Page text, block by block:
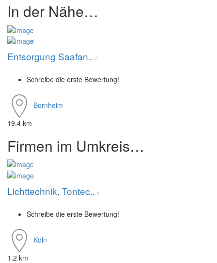
In der Nähe…
Entsorgung Saafan..
Schreibe die erste Bewertung!
Bornheim
19.4 km
Firmen im Umkreis…
Lichttechnik, Tontec..
Schreibe die erste Bewertung!
Köln
1.2 km